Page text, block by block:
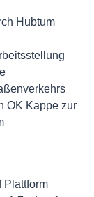
Hubtum
OK Kappe zur
Plattform